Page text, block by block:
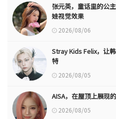
张元英，童话里的公
娃视觉效果
2026/08/06
Stray Kids Felix，
特
2026/08/05
AISA，在屋顶上展现
2026/08/05